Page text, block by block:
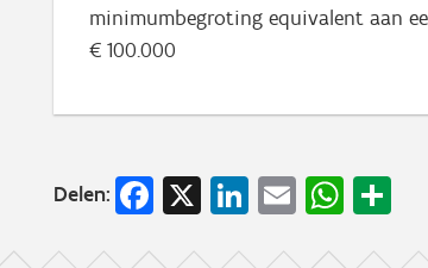
minimumbegroting equivalent aan
€ 100.000
Delen: Facebook
X LinkedIn
Email